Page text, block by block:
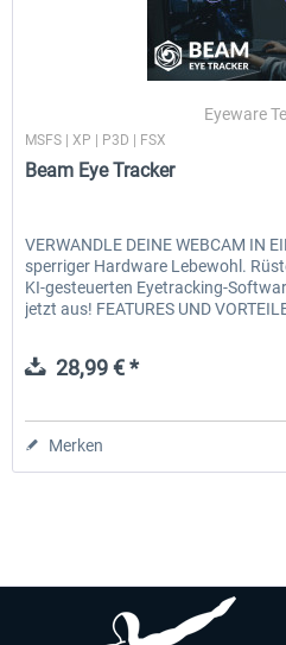
EmergencyDispatcherPro - 24h Free
0,00 € *
Eyeware
MSFS | XP | P3D | FSX
Beam Eye Tracker
VERWANDLE DEINE WEBCAM IN
sperriger Hardware Lebewohl.
KI-gesteuerten Eyetracking-
jetzt aus! FEATURES UND
28,99 € *
Merken